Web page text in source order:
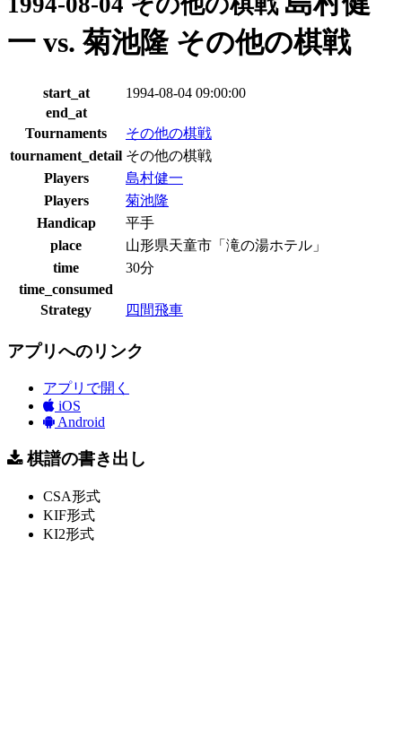
一 vs. 菊池隆 その他の棋戦
start_at
1994-08-04 09:00:00
end_at
Tournaments
その他の棋戦
tournament_detail その他の棋戦
Players
島村健一
Players
菊池隆
Handicap
平手
place
山形県天童市「滝の湯ホテル」
time
30分
time_consumed
Strategy
四間飛車
アプリへのリンク
アプリで開く
iOS
Android
棋譜の書き出し
CSA形式
KIF形式
KI2形式